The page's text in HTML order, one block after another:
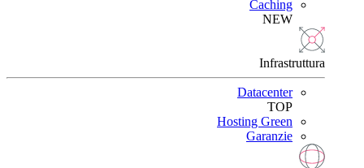
Caching
NEW
Infrastruttura
Datacenter
TOP
Hosting Green
Garanzie